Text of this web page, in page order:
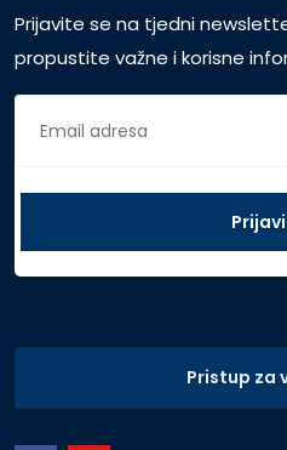
Prijavite se na tjedni
propustite važne i korisne
Pristup za